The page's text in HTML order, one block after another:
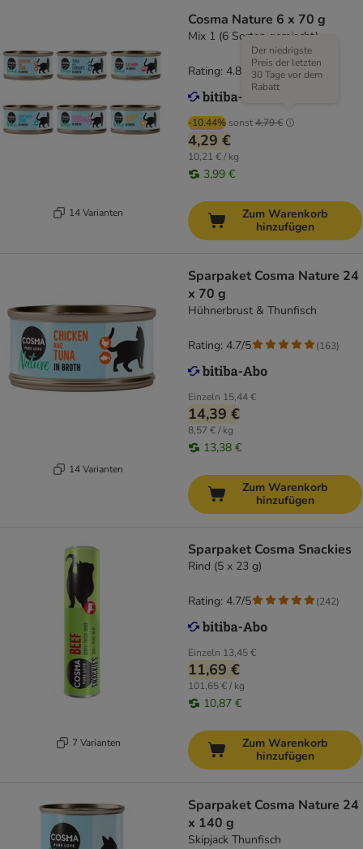
14 Varianten
Cosma Nature 6 x 70 g
Mix 1 (6 Sorten gemischt)
-10.44% sonst4,79 €
Der niedrigste
Preis der letzten
30 Tage vor dem
Rabatt
4,29 €
10,21 € / kg
3,99 €
Rating: 4.8/5 (164
Zum Warenkorb
hinzufügen
14 Varianten
Sparpaket Cosma Nature 24
x 70 g
Hühnerbrust & Thunfisch
Einzeln 15,44 €
14,39 €
8,57 € / kg
13,38 €
Rating: 4.7/5 (163)
Zum Warenkorb
hinzufügen
7 Varianten
Sparpaket Cosma Snackies
Rind (5 x 23 g)
Einzeln 13,45 €
11,69 €
101,65 € / kg
10,87 €
Rating: 4.7/5 (242)
Zum Warenkorb
hinzufügen
Sparpaket Cosma Nature 24
x 140 g
Skipjack Thunfisch